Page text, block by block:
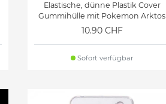
Elastische, dünne Plastik Cover
Gummihülle mit Pokemon Arktos
10.90 CHF
Sofort verfügbar